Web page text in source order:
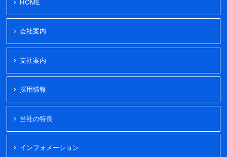
HOME
会社案内
支社案内
採用情報
当社の特長
インフォメーション